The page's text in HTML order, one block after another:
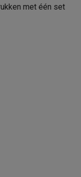
met één set